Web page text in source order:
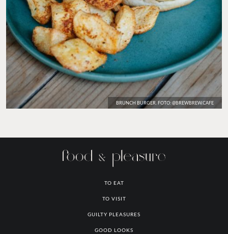
BRUNCH BURGER. FOTO: @BREWBREW.CAFE
TO EAT
TO VISIT
GUILTY PLEASURES
GOOD LOOKS